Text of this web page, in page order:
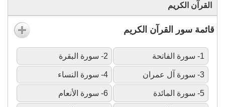
القرآن الكريم
قائمة سور القرآن الكريم
1- سورة الفاتحة 2- سورة البقرة
3- سورة آل عمران 4- سورة النساء
5- سورة المائدة 6- سورة الأنعام